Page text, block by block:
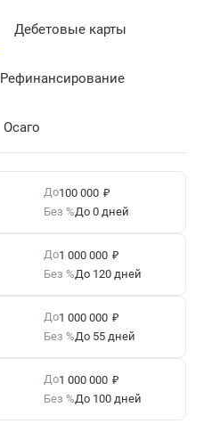
Дебетовые карты
Рефинансирование
Осаго
До100 000 ₽
Без %До 0 дней
До1 000 000 ₽
Без %До 120 дней
До1 000 000 ₽
Без %До 55 дней
До1 000 000 ₽
Без %До 100 дней